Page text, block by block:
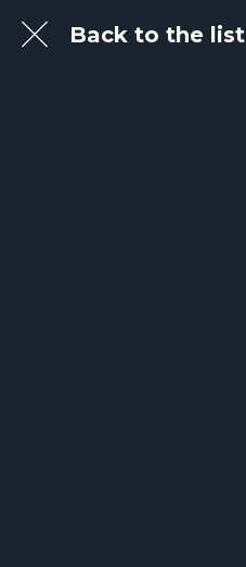
Back to the list